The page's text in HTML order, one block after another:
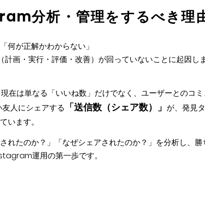
分析・管理をするべき理
何が正解かわからない」
画・実行・評価・改善）が回っていないことに起因し
は単なる「いいね数」だけでなく、ユーザーとのコミ
人にシェアする 「送信数（シェア数）」 が、発見
います。
れたのか？」「なぜシェアされたのか？」を分析し、勝
運用の第一歩です。